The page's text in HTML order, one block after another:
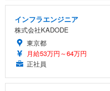
インフラエンジニア
株式会社KADODE
東京都
月給53万円～64万円
正社員